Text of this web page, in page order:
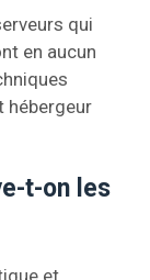
qui
en aucun
hébergeur
t-on les
et